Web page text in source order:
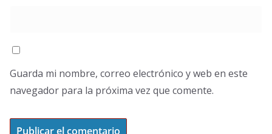
Guarda mi nombre, correo electrónico y web en este
navegador para la próxima vez que comente.